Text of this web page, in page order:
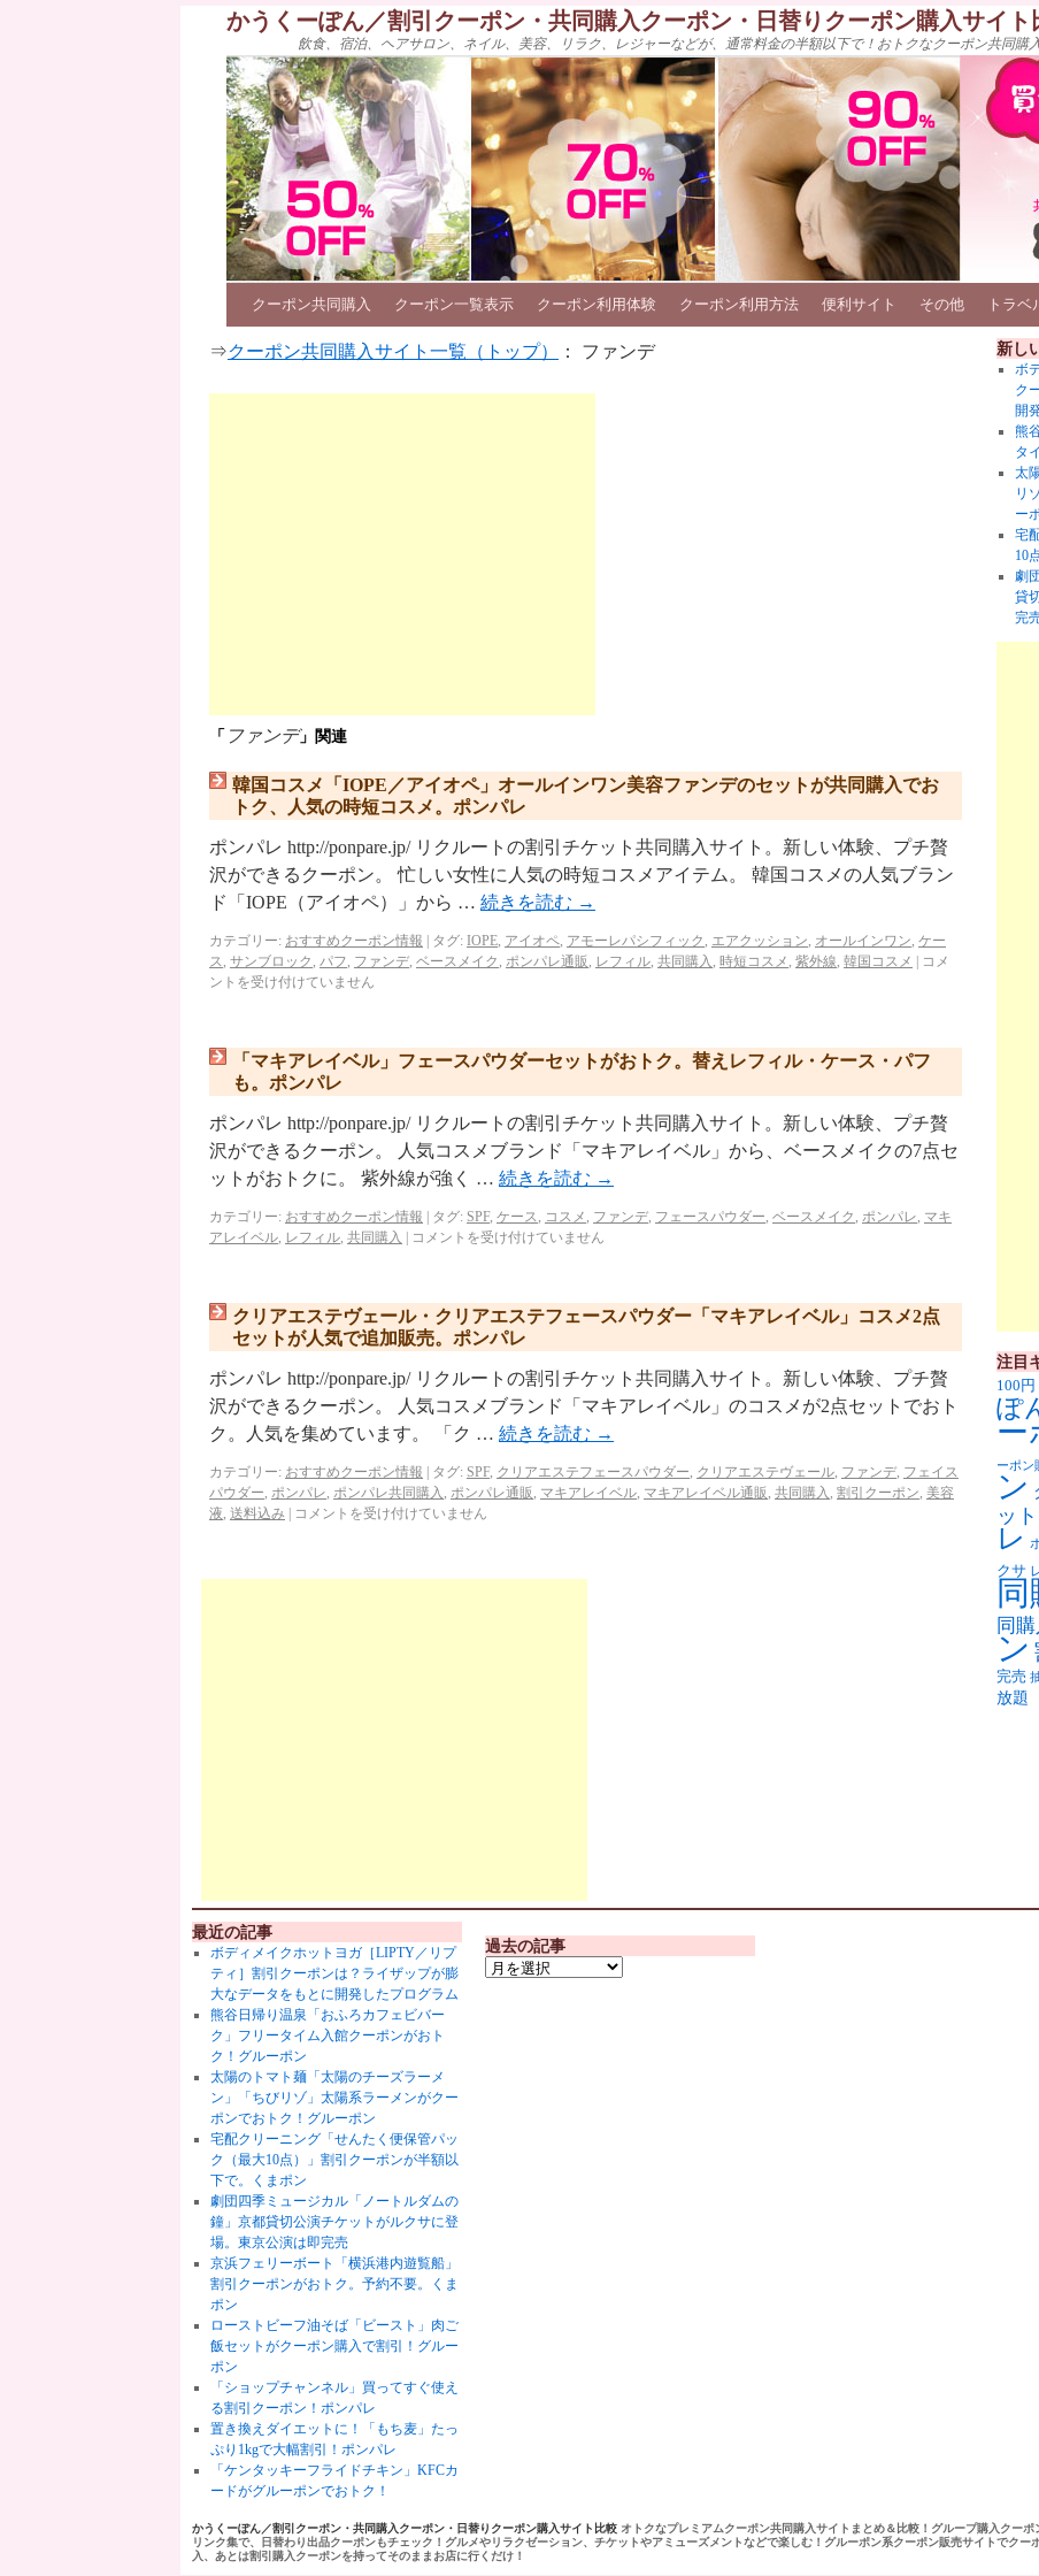
かうくーぽん／割引クーポン・共同購入クーポン・日替りクーポン購入サイト
飲食、宿泊、ヘアサロン、ネイル、美容、リラク、レジャーなどが、通常料金の半額以下で！おトクなクーポン共同購
クーポン共同購入 クーポン一覧表示 クーポン利用体験 クーポン利用方法 便利サイト その他 トラベ
⇒クーポン共同購入サイト一覧（トップ） ： ファンデ
「 ファンデ」関連
韓国コスメ「IOPE／アイオペ」オールインワン美容ファンデのセットが共同購入でお
トク、人気の時短コスメ。ポンパレ
ポンパレ http://ponpare.jp/ リクルートの割引チケット共同購入サイト。新しい体験、プチ贅
沢ができるクーポン。 忙しい女性に人気の時短コスメアイテム。 韓国コスメの人気ブラン
ド「IOPE（アイオペ）」から … 続きを読む →
カテゴリー: おすすめクーポン情報 タグ: IOPE, アイオペ, アモーレパシフィック , エアクッション, オールインワン, ケー
ス, サンブロック , パフ, ファンデ, ベースメイク , ポンパレ通販 , レフィル, 共同購入 , 時短コスメ , 紫外線, 韓国コスメ
コメ
ントを受け付けていません
「マキアレイベル」フェースパウダーセットがおトク。替えレフィル・ケース・パフ
も。ポンパレ
ポンパレ http://ponpare.jp/ リクルートの割引チケット共同購入サイト。新しい体験、プチ贅
沢ができるクーポン。 人気コスメブランド「マキアレイベル」から、ベースメイクの7点セ
ットがおトクに。 紫外線が強く … 続きを読む →
カテゴリー: おすすめクーポン情報 タグ: SPF, ケース, コスメ , ファンデ, フェースパウダー, ベースメイク , ポンパレ, マキ
アレイベル, レフィル, 共同購入 コメントを受け付けていません
クリアエステヴェール・クリアエステフェースパウダー「マキアレイベル」コスメ2点
セットが人気で追加販売。ポンパレ
ポンパレ http://ponpare.jp/ リクルートの割引チケット共同購入サイト。新しい体験、プチ贅
沢ができるクーポン。 人気コスメブランド「マキアレイベル」のコスメが2点セットでおト
ク。人気を集めています。 「ク … 続きを読む →
カテゴリー: おすすめクーポン情報 タグ: SPF, クリアエステフェースパウダー, クリアエステヴェール, ファンデ, フェイス
パウダー, ポンパレ, ポンパレ共同購入 , ポンパレ通販 , マキアレイベル, マキアレイベル通販 , 共同購入 , 割引クーポン, 美容
液, 送料込み コメントを受け付けていません
新し
ボ
ク
開
熊
タ
太
リ
ー
宅
10
劇
貸
完
注目
100円
ぽ
ー
ーポン
ン
ット
レ
クサ
同
同
ン
完売
放題
最近の記事
ボディメイクホットヨガ［LIPTY／リプ
ティ］割引クーポンは？ライザップが膨
大なデータをもとに開発したプログラム
熊谷日帰り温泉「おふろカフェビバー
ク」フリータイム入館クーポンがおト
ク！グルーポン
太陽のトマト麺「太陽のチーズラーメ
ン」「ちびリゾ」太陽系ラーメンがクー
ポンでおトク！グルーポン
宅配クリーニング「せんたく便保管パッ
ク（最大10点）」割引クーポンが半額以
下で。くまポン
劇団四季ミュージカル「ノートルダムの
鐘」京都貸切公演チケットがルクサに登
場。東京公演は即完売
京浜フェリーボート「横浜港内遊覧船」
割引クーポンがおトク。予約不要。くま
ポン
ローストビーフ油そば「ビースト」肉ご
飯セットがクーポン購入で割引！グルー
ポン
「ショップチャンネル」買ってすぐ使え
る割引クーポン！ポンパレ
置き換えダイエットに！「もち麦」たっ
ぷり1kgで大幅割引！ポンパレ
「ケンタッキーフライドチキン」KFCカ
ードがグルーポンでおトク！
過去の記事
かうくーぽん／割引クーポン・共同購入クーポン・日替りクーポン購入サイト比較 オトクなプレミアムクーポン共同購入サイトまとめ＆比較！グループ購入クーポ
リンク集で、日替わり出品クーポンもチェック！グルメやリラクゼーション、チケットやアミューズメントなどで楽しむ！グルーポン系クーポン販売サイトでクー
入、あとは割引購入クーポンを持ってそのままお店に行くだけ！